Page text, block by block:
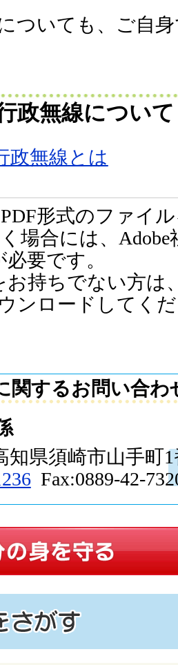
ついても、ご自
政無線について
政無線とは
PDF形式のファイ
く場合には、
必要です。
お持ちでない方は
ンロードしてく
関するお問い合わ
知県須崎市山手町
Fax:0889-42-